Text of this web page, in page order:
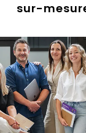
sur-